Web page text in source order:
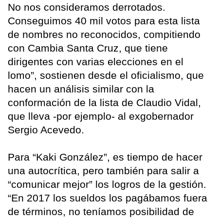
No nos consideramos derrotados.
Conseguimos 40 mil votos para esta lista
de nombres no reconocidos, compitiendo
con Cambia Santa Cruz, que tiene
dirigentes con varias elecciones en el
lomo”, sostienen desde el oficialismo, que
hacen un análisis similar con la
conformación de la lista de Claudio Vidal,
que lleva -por ejemplo- al exgobernador
Sergio Acevedo.
Para “Kaki González”, es tiempo de hacer
una autocrítica, pero también para salir a
“comunicar mejor” los logros de la gestión.
“En 2017 los sueldos los pagábamos fuera
de términos, no teníamos posibilidad de